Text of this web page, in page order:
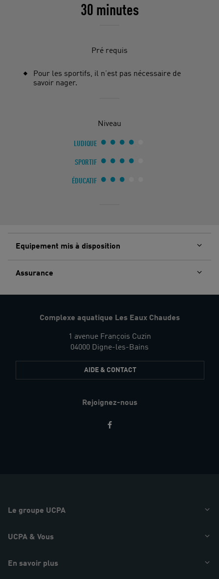
30 minutes
Pré requis
Pour les sportifs, il n’est pas nécessaire de
savoir nager.
Niveau
LUDIQUE
SPORTIF
ÉDUCATIF
Equipement mis à disposition
Assurance
Complexe aquatique Les Eaux Chaudes
1 avenue François Cuzin
04000 Digne-les-Bains
AIDE & CONTACT
Rejoignez-nous
Le groupe UCPA
UCPA & Vous
En savoir plus